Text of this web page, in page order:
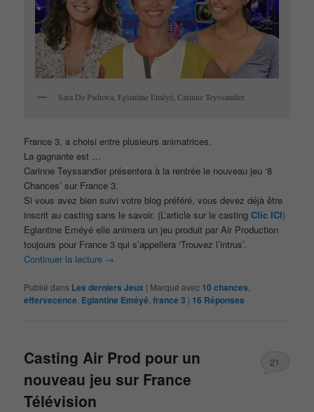
Sara De Paduwa, Eglantine Eméyé, Carinne Teyssandier
France 3, a choisi entre plusieurs animatrices.
La gagnante est …
Carinne Teyssandier présentera à la rentrée le nouveau jeu ‘8
Chances’ sur France 3.
Si vous avez bien suivi votre blog préféré, vous devez déjà être
inscrit au casting sans le savoir. (L’article sur le castingClic ICI)
Eglantine Eméyé elle animera un jeu produit par Air Production
toujours pour France 3 qui s’appellera ‘Trouvez l’intrus’.
Continuer la lecture →
Publié dans Les derniers Jeux | Marqué avec 10 chances
effervecence Eglantine Eméyé ,france 3 | 16 Réponses
Casting Air Prod pour un
nouveau jeu sur France
Télévision
21